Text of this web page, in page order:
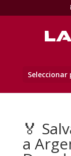
Seleccionar
🏅
a